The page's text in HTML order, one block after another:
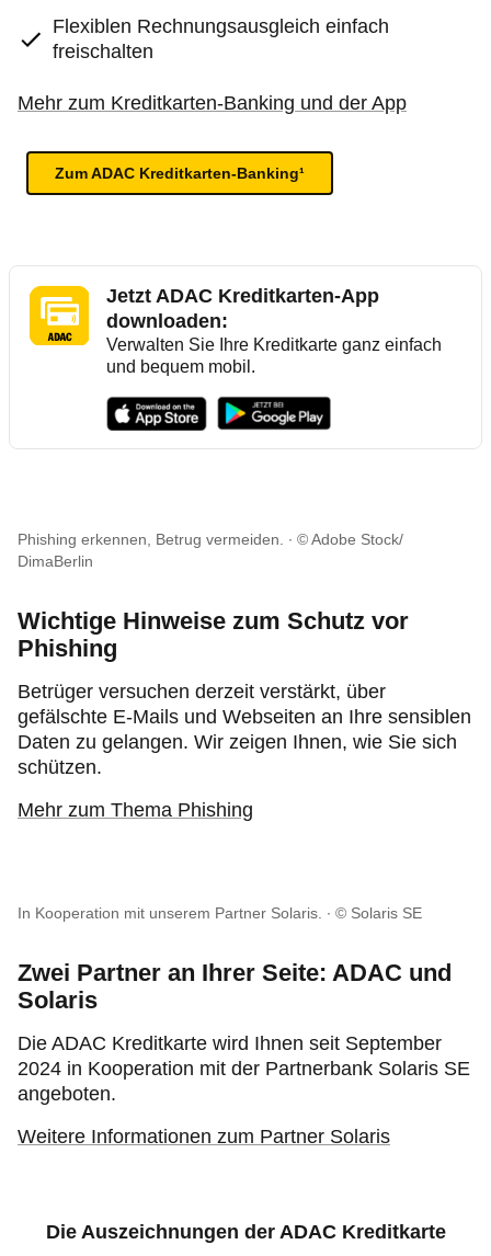
Flexiblen Rechnungsausgleich einfach
freischalten
Mehr zum Kreditkarten-Banking und der App
Zum ADAC Kreditkarten-Banking¹
Jetzt ADAC Kreditkarten-App
downloaden:
Verwalten Sie Ihre Kreditkarte ganz einfach
und bequem mobil.
Phishing erkennen, Betrug vermeiden.
© Adobe Stock/
DimaBerlin
Wichtige Hinweise zum Schutz vor
Phishing
Betrüger versuchen derzeit verstärkt, über
gefälschte E-Mails und Webseiten an Ihre sensiblen
Daten zu gelangen. Wir zeigen Ihnen, wie Sie sich
schützen.
Mehr zum Thema Phishing
In Kooperation mit unserem Partner Solaris. © Solaris SE
Zwei Partner an Ihrer Seite: ADAC und
Solaris
Die ADAC Kreditkarte wird Ihnen seit September
2024 in Kooperation mit der Partnerbank Solaris SE
angeboten.
Weitere Informationen zum Partner Solaris
Die Auszeichnungen der ADAC Kreditkarte